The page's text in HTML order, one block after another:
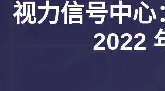
视力信号中心
2022